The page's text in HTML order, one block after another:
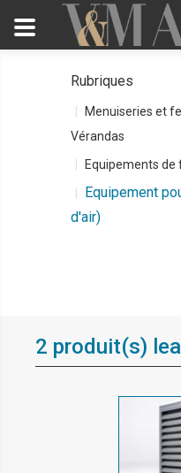
Rubriques
Menuiseries et
Vérandas
Equipements
Equipement
d'air)
2 produit(s)